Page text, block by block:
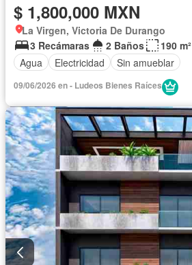
$ 1,800,000 MXN
La Virgen, Victoria De Durango
3 Recámaras
2 Baños
190 m²
Agua
Electricidad Sin amueblar
09/06/2026 en - Ludeos Bienes Raíces